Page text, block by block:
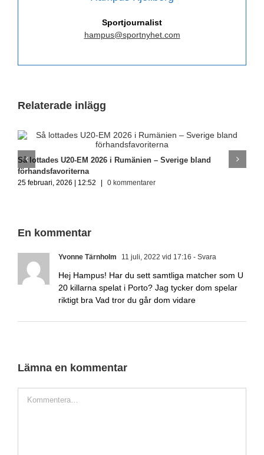
Sportjournalist
hampus@sportnyhet.com
Relaterade inlägg
Så lottades U20-EM 2026 i Rumänien – Sverige bland
förhandsfavoriterna
25 februari, 2026 | 12:52 0 kommentarer
En kommentar
Yvonne Tärnholm 11 juli, 2022 vid 17:16 - Svara
Hej Hampus! Har du sett samtliga matcher som U
20 killarna spelat i Porto? Jag tycker dom spelar
riktigt bra Vad tror du går dom vidare
Lämna en kommentar